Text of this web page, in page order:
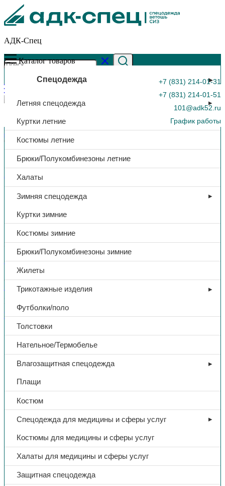
АДК-Спец
+7 (831) 214-01-31
+7 (831) 214-01-51
101@adk52.ru
График работы
0
Каталог товаров
Спецодежда
Летняя спецодежда
Куртки летние
Костюмы летние
Брюки/Полукомбинезоны летние
Халаты
Зимняя спецодежда
Куртки зимние
Костюмы зимние
Брюки/Полукомбинезоны зимние
Жилеты
Трикотажные изделия
Футболки/поло
Толстовки
Нательное/Термобелье
Влагозащитная спецодежда
Плащи
Костюм
Спецодежда для медицины и сферы услуг
Костюмы для медицины и сферы услуг
Халаты для медицины и сферы услуг
Защитная спецодежда
Главная страница»Каталог»Костюм, куртка/брюки, тк.
флис, (черный), 180 гр/м²
Зимняя спецодежда
Костюм, куртка/брюки, тк.
флис, (черный), 180 гр/м²
3040,00₽
В избранное
Артикул:Н/Д Категории:Зимняя спецодежда,Костюмы
зимние,Спецодежда
Поделиться:
Whatsapp
Поделиться в Ok
Поделиться в Vk
Комплект
Плотность 180
Цвет черный